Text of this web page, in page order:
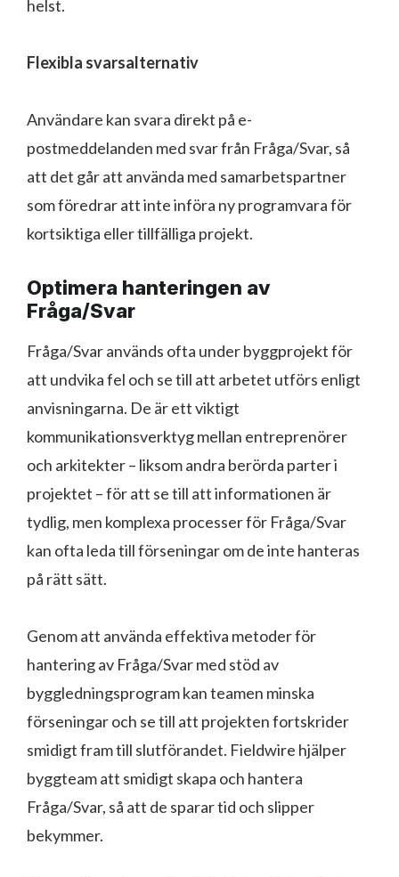
helst.
Flexibla svarsalternativ
Användare kan svara direkt på e-
postmeddelanden med svar från Fråga/Svar, så
att det går att använda med samarbetspartner
som föredrar att inte införa ny programvara för
kortsiktiga eller tillfälliga projekt.
Optimera hanteringen av
Fråga/Svar
Fråga/Svar används ofta under byggprojekt för
att undvika fel och se till att arbetet utförs enligt
anvisningarna. De är ett viktigt
kommunikationsverktyg mellan entreprenörer
och arkitekter – liksom andra berörda parter i
projektet – för att se till att informationen är
tydlig, men komplexa processer för Fråga/Svar
kan ofta leda till förseningar om de inte hanteras
på rätt sätt.
Genom att använda effektiva metoder för
hantering av Fråga/Svar med stöd av
byggledningsprogram kan teamen minska
förseningar och se till att projekten fortskrider
smidigt fram till slutförandet. Fieldwire hjälper
byggteam att smidigt skapa och hantera
Fråga/Svar, så att de sparar tid och slipper
bekymmer.